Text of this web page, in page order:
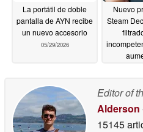
La portátil de doble
pantalla de AYN recibe
un nuevo accesorio
05/29/2026
Nuevo
Steam
Editor of
Alderson
15145